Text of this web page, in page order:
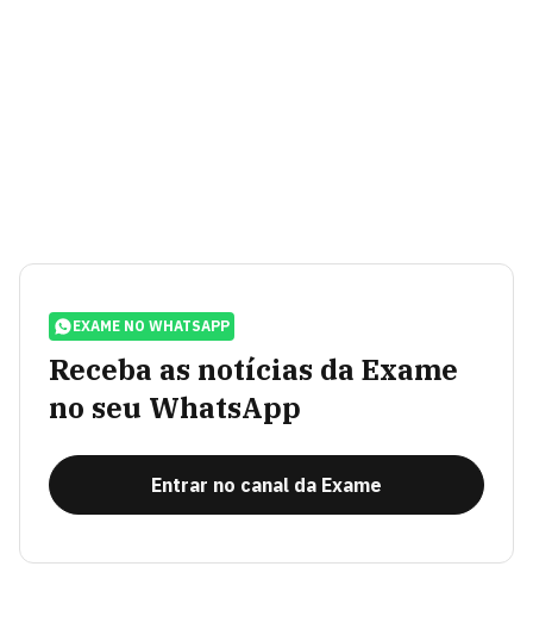
EXAME NO WHATSAPP
Receba as notícias da Exame
no seu WhatsApp
Entrar no canal da Exame